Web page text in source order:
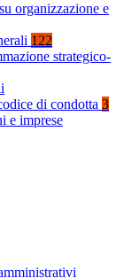
organizzazione e
122
strategico-
di condotta 3
e imprese